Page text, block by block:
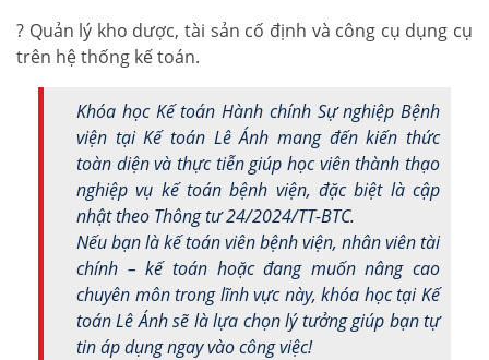
? Quản lý kho dược, tài sản cố định và công cụ dụng cụ
trên hệ thống kế toán.
Khóa học Kế toán Hành chính Sự nghiệp Bệnh
viện tại Kế toán Lê Ánh mang đến kiến thức
toàn diện và thực tiễn giúp học viên thành thạo
nghiệp vụ kế toán bệnh viện, đặc biệt là cập
nhật theo Thông tư 24/2024/TT-BTC.
Nếu bạn là kế toán viên bệnh viện, nhân viên tài
chính – kế toán hoặc đang muốn nâng cao
chuyên môn trong lĩnh vực này, khóa học tại Kế
toán Lê Ánh sẽ là lựa chọn lý tưởng giúp bạn tự
tin áp dụng ngay vào công việc!